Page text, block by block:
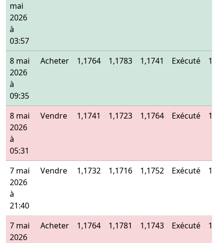
mai
2026
à
03:57
8 mai
2026
à
09:35
Acheter 1,1764 1,1783 1,1741 Exécuté
8 mai
2026
à
05:31
Vendre 1,1741 1,1723 1,1764 Exécuté
7 mai
2026
à
21:40
Vendre 1,1732 1,1716 1,1752 Exécuté
7 mai
2026
Acheter 1,1764 1,1781 1,1743 Exécuté